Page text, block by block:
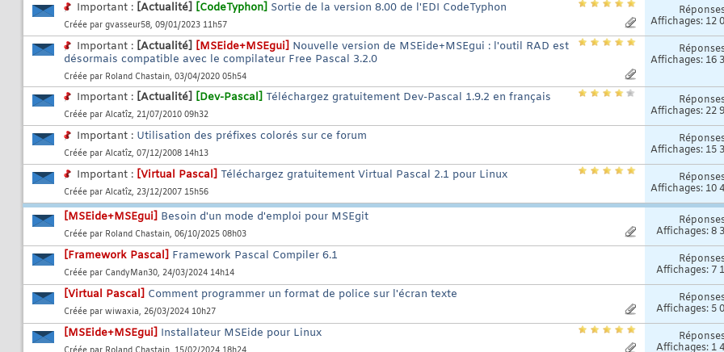
Important : [Actualité] [CodeTyphon] Sortie de la version 8.00 de l'EDI CodeTyphon
Créée par gvasseur58, 09/01/2023 11h57
Affichages: 12
Important : [Actualité] [MSEide+MSEgui] Nouvelle version de MSEide+MSEgui : l'outil RAD est
désormais compatible avec le compilateur Free Pascal 3.2.0
Créée par Roland Chastain, 03/04/2020 05h54
Affichages: 16
Important : [Actualité] [Dev-Pascal] Téléchargez gratuitement Dev-Pascal 1.9.2 en français
Créée par Alcatîz, 21/07/2010 09h32
Affichages: 22
Important : Utilisation des préfixes colorés sur ce forum
Créée par Alcatîz, 07/12/2008 14h13
Affichages: 15
Important : [Virtual Pascal] Téléchargez gratuitement Virtual Pascal 2.1 pour Linux
Créée par Alcatîz, 23/12/2007 15h56
Affichages: 10
[MSEide+MSEgui] Besoin d'un mode d'emploi pour MSEgit
Créée par Roland Chastain, 06/10/2025 08h03
Affichages: 8
[Framework Pascal] Framework Pascal Compiler 6.1
Créée par CandyMan30, 24/03/2024 14h14
Affichages: 7
[Virtual Pascal] Comment programmer un format de police sur l'écran texte
Créée par wiwaxia, 26/03/2024 10h27
Affichages: 5
[MSEide+MSEgui] Installateur MSEide pour Linux
Affichages: 1